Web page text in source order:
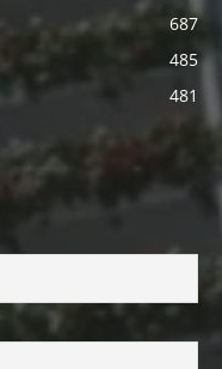
687
485
481